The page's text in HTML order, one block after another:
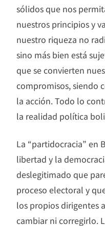
sólidos que nos
nuestros principios y
nuestro riqueza no
sino más bien está
que se convierten
compromisos, siendo
la acción. Todo lo
la realidad política
La “partidocracia” en
libertad y la
deslegitimado que
proceso electoral y
los propios dirigentes
cambiar ni corregirlo.